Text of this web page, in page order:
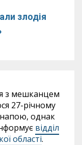
злодія
з мешканцем
27-річному
однак
відділ
області.